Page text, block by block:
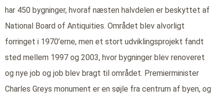
har 450 bygninger, hvoraf næsten halvdelen er beskyttet af
National Board of Antiquities. Området blev alvorligt
forringet i 1970’erne, men et stort udviklingsprojekt fandt
sted mellem 1997 og 2003, hvor bygninger blev renoveret
og nye job og job blev bragt til området. Premierminister
Charles Greys monument er en søjle fra centrum af byen, og